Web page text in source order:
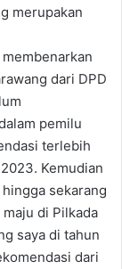
merupakan
dari DPD
pemilu
terlebih
Kemudian
sekarang
di Pilkada
saya di tahun
dari